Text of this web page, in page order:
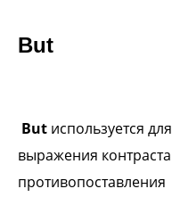
But
But используется для
выражения контраста
противопоставления